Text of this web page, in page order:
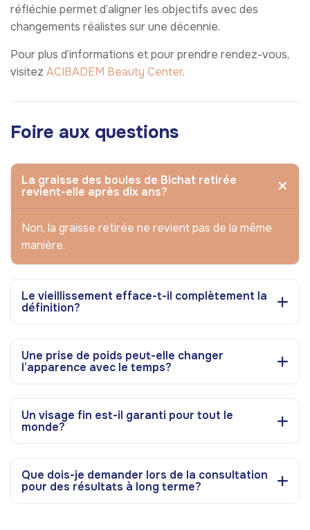
réfléchie permet d’aligner les objectifs avec des
changements réalistes sur une décennie.
Pour plus d’informations et pour prendre rendez-vous,
visitez ACIBADEM Beauty Center.
Foire aux questions
La graisse des boules de Bichat retirée
revient-elle après dix ans?
Non, la graisse retirée ne revient pas de la même
manière.
Le vieillissement efface-t-il complètement la
définition?
Une prise de poids peut-elle changer
l’apparence avec le temps?
Un visage fin est-il garanti pour tout le
monde?
Que dois-je demander lors de la consultation
pour des résultats à long terme?